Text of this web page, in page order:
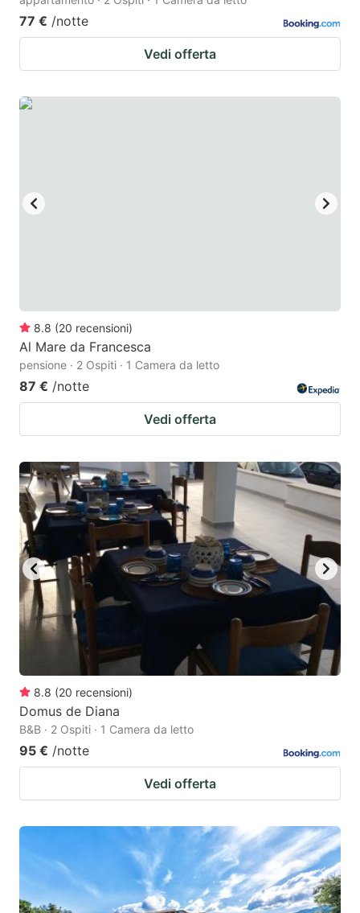
77 € /notte
Vedi offerta
8.8 (20 recensioni)
Al Mare da Francesca
pensione · 2 Ospiti · 1 Camera da letto
87 € /notte
Vedi offerta
8.8 (20 recensioni)
Domus de Diana
B&B · 2 Ospiti · 1 Camera da letto
95 € /notte
Vedi offerta